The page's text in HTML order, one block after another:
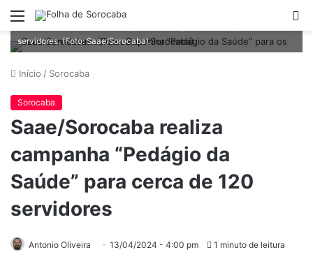
Menu
servidores. (Foto: Saae/Sorocaba).
Início / Sorocaba
Sorocaba
Saae/Sorocaba realiza
campanha “Pedágio da
Saúde” para cerca de 120
servidores
Antonio Oliveira 13/04/2024 - 4:00 pm 1 minuto de leitura